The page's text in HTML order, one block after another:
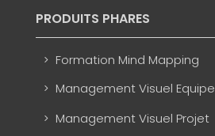
PRODUITS PHARES
Formation Mind Mapping
Management Visuel Equipe
Management Visuel Projet